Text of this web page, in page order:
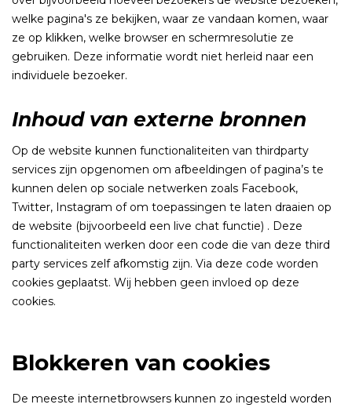
welke pagina's ze bekijken, waar ze vandaan komen, waar
ze op klikken, welke browser en schermresolutie ze
gebruiken. Deze informatie wordt niet herleid naar een
individuele bezoeker.
Inhoud van externe bronnen
Op de website kunnen functionaliteiten van thirdparty
services zijn opgenomen om afbeeldingen of pagina’s te
kunnen delen op sociale netwerken zoals Facebook,
Twitter, Instagram of om toepassingen te laten draaien op
de website (bijvoorbeeld een live chat functie) . Deze
functionaliteiten werken door een code die van deze third
party services zelf afkomstig zijn. Via deze code worden
cookies geplaatst. Wij hebben geen invloed op deze
cookies.
Blokkeren van cookies
De meeste internetbrowsers kunnen zo ingesteld worden